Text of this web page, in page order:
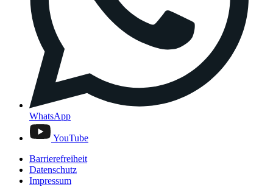
WhatsApp
YouTube
Barrierefreiheit
Datenschutz
Impressum